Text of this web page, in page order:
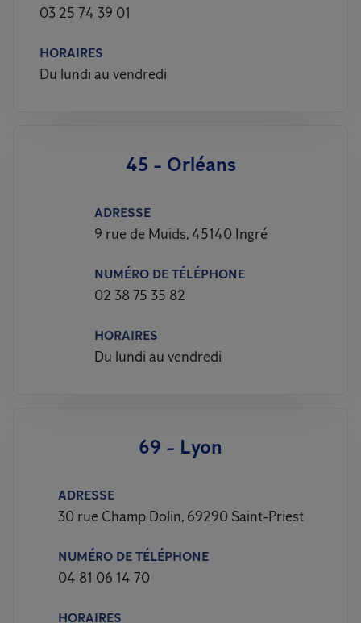
03 25 74 39 01
HORAIRES
Du lundi au vendredi
45 - Orléans
ADRESSE
9 rue de Muids, 45140 Ingré
NUMÉRO DE TÉLÉPHONE
02 38 75 35 82
HORAIRES
Du lundi au vendredi
69 - Lyon
ADRESSE
30 rue Champ Dolin, 69290 Saint-Priest
NUMÉRO DE TÉLÉPHONE
04 81 06 14 70
HORAIRES